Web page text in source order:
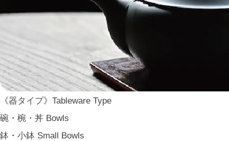
《器タイプ》Tableware Type
碗・椀・丼 Bowls
鉢・小鉢 Small Bowls
織田幸銅器 Odako Douki
WDH
WASARA
一果ニ花 icca nicca
そのほか e.t.c
《食卓》Dining